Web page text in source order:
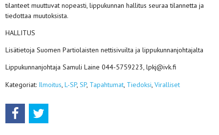
tilanteet muuttuvat nopeasti, lippukunnan hallitus seuraa tilannetta ja
tiedottaa muutoksista.
HALLITUS
Lisätietoja Suomen Partiolaisten nettisivuilta ja lippukunnanjohtajalta
Lippukunnanjohtaja Samuli Laine 044-5759223, lpkj@ivk.fi
Kategoriat: Ilmoitus,L-SP,SP, Tapahtumat, Tiedoksi,Viralliset